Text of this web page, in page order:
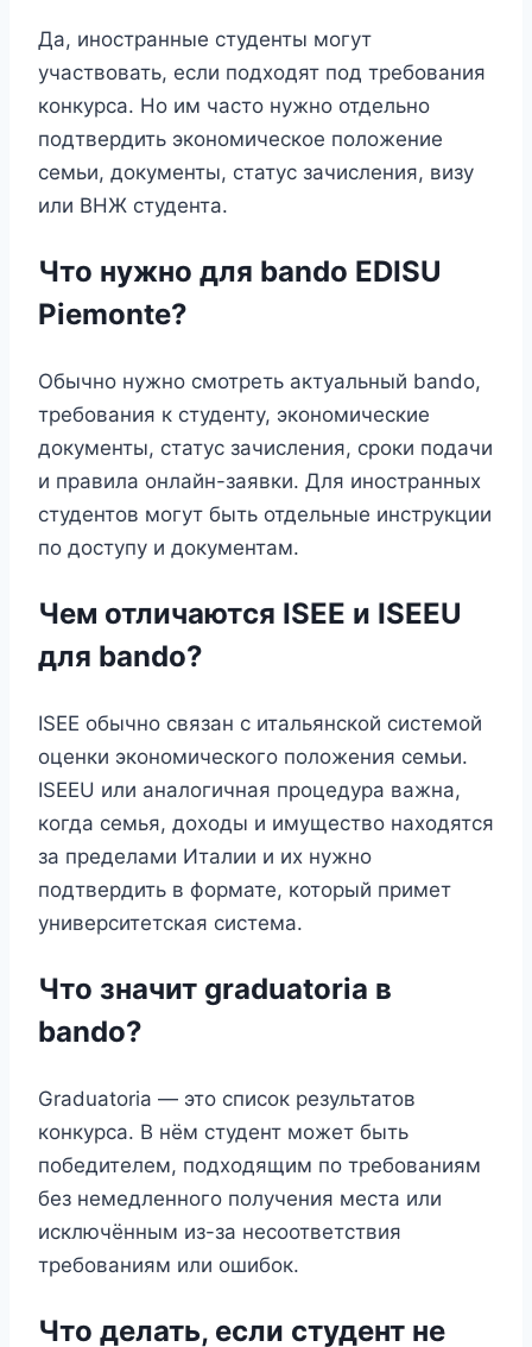
Да, иностранные студенты могут
участвовать, если подходят под требования
конкурса. Но им часто нужно отдельно
подтвердить экономическое положение
семьи, документы, статус зачисления, визу
или ВНЖ студента.
Что нужно для bando EDISU
Piemonte?
Обычно нужно смотреть актуальный bando,
требования к студенту, экономические
документы, статус зачисления, сроки подачи
и правила онлайн-заявки. Для иностранных
студентов могут быть отдельные инструкции
по доступу и документам.
Чем отличаются ISEE и ISEEU
для bando?
ISEE обычно связан с итальянской системой
оценки экономического положения семьи.
ISEEU или аналогичная процедура важна,
когда семья, доходы и имущество находятся
за пределами Италии и их нужно
подтвердить в формате, который примет
университетская система.
Что значит graduatoria в
bando?
Graduatoria — это список результатов
конкурса. В нём студент может быть
победителем, подходящим по требованиям
без немедленного получения места или
исключённым из-за несоответствия
требованиям или ошибок.
Что делать, если студент не